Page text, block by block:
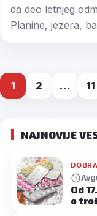
da deo letnjeg
Planine, jezera,
Posts
pagination
1 2 … 11
NAJNOVIJE
Od
o